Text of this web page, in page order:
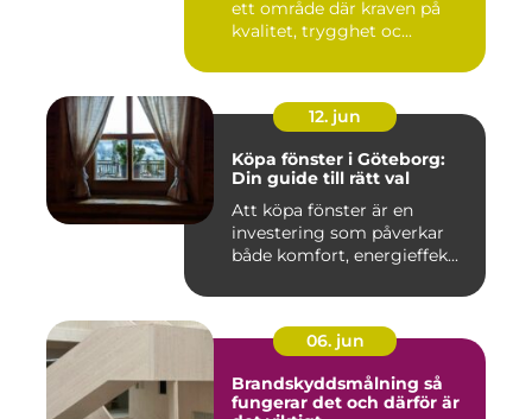
ett område där kraven på
kvalitet, trygghet oc...
12. jun
Köpa fönster i Göteborg:
Din guide till rätt val
Att köpa fönster är en
investering som påverkar
både komfort, energieffek...
06. jun
Brandskyddsmålning så
fungerar det och därför är